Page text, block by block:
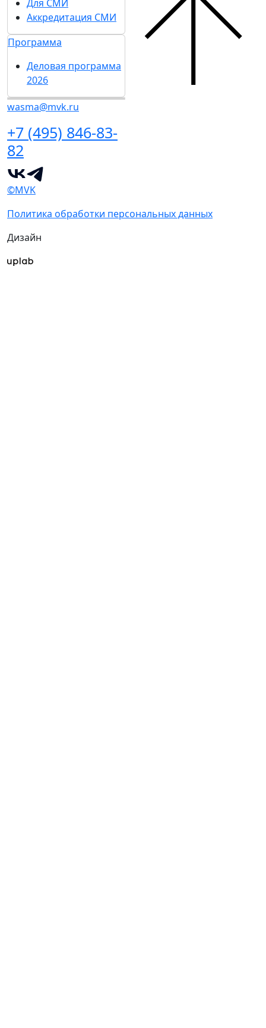
Для СМИ
Аккредитация СМИ
Программа
Деловая программа
2026
wasma@mvk.ru
+7 (495) 846-83-
82
©MVK
Политика обработки персональных данных
Дизайн